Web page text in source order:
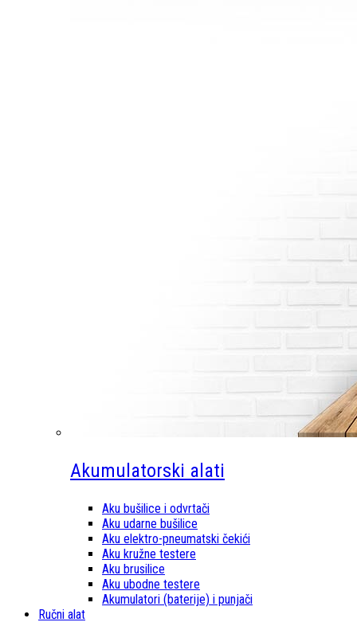
Akumulatorski alati
Aku bušilice i odvrtači
Aku udarne bušilice
Aku elektro-pneumatski čekići
Aku kružne testere
Aku brusilice
Aku ubodne testere
Akumulatori (baterije) i punjači
Ručni alat